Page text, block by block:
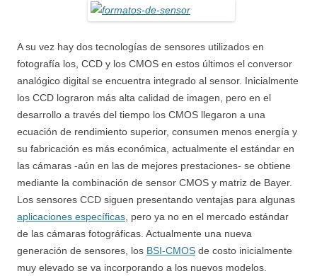
A su vez hay dos tecnologías de sensores utilizados en
fotografía los, CCD y los CMOS en estos últimos el conversor
analógico digital se encuentra integrado al sensor. Inicialmente
los CCD lograron más alta calidad de imagen, pero en el
desarrollo a través del tiempo los CMOS llegaron a una
ecuación de rendimiento superior, consumen menos energía y
su fabricación es más económica, actualmente el estándar en
las cámaras -aún en las de mejores prestaciones- se obtiene
mediante la combinación de sensor CMOS y matriz de Bayer.
Los sensores CCD siguen presentando ventajas para algunas
aplicaciones específicas , pero ya no en el mercado estándar
de las cámaras fotográficas. Actualmente una nueva
generación de sensores, los BSI-CMOS de costo inicialmente
muy elevado se va incorporando a los nuevos modelos.